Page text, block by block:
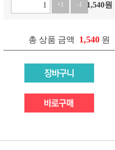
+1 -1 1,540원
총 상품 금액 1,540 원